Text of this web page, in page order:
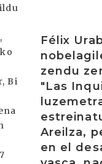
Bi
Félix
zendu
"Las
Areilza,
en el